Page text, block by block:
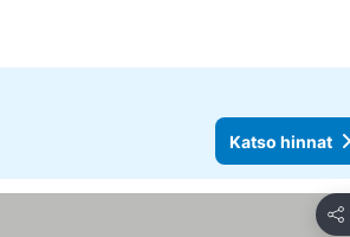
Katso hinnat
Jaa